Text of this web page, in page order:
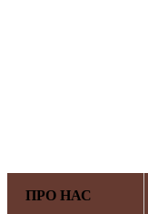
ПРО НАС